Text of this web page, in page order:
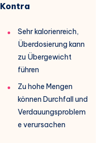
Kontra
Sehr kalorienreich,
Überdosierung kann
zu Übergewicht
führen
Zu hohe Mengen
können Durchfall und
Verdauungsproblem
e verursachen